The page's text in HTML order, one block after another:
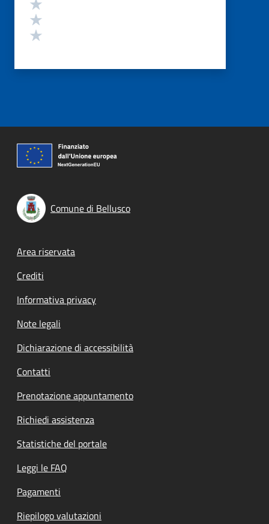
Comune di Bellusco
Footer menu
Area riservata
Crediti
Informativa privacy
Note legali
Dichiarazione di accessibilità
Contatti
Prenotazione appuntamento
Richiedi assistenza
Statistiche del portale
Leggi le FAQ
Pagamenti
Riepilogo valutazioni